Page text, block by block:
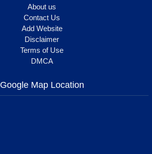
About us
Contact Us
Add Website
Disclaimer
Terms of Use
DMCA
Google Map Location